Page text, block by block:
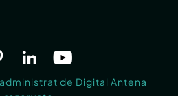
de Digital Antena